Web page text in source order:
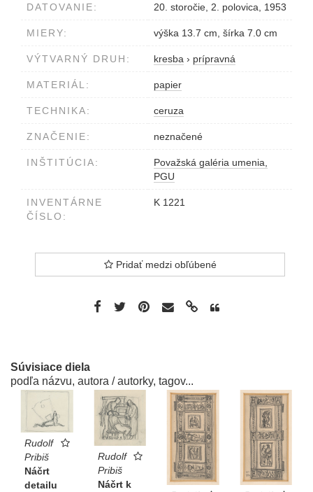
DATOVANIE: 20. storočie, 2. polovica, 1953
MIERY: výška 13.7 cm, šírka 7.0 cm
VÝTVARNÝ DRUH: kresba › prípravná
MATERIÁL: papier
TECHNIKA: ceruza
ZNAČENIE: neznačené
INŠTITÚCIA:
Považská galéria umenia,
PGU
INVENTÁRNE
ČÍSLO:
K 1221
Pridať medzi obľúbené
Súvisiace diela
podľa názvu, autora / autorky, tagov...
Rudolf
Pribiš
Náčrt
detailu
Rudolf
Pribiš
Náčrt k